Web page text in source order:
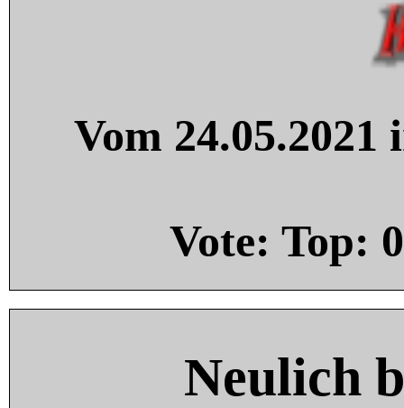
Vom
Vote: Top: 0
Neulich